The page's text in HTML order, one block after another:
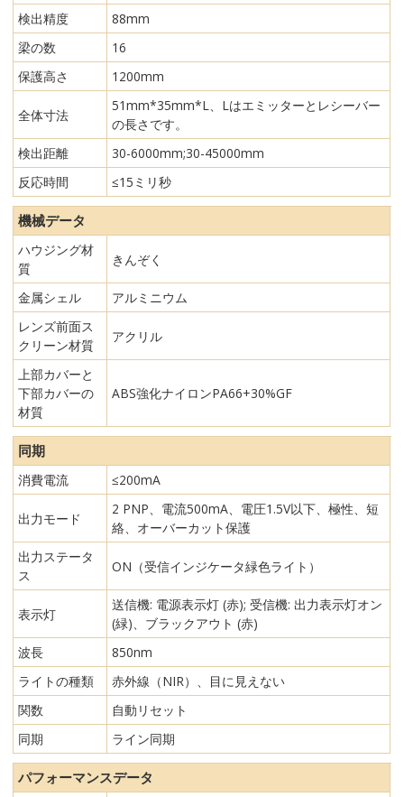
検出精度
88mm
梁の数
16
保護高さ
1200mm
全体寸法
51mm*35mm*L、Lはエミッターとレシーバー
の長さです。
検出距離
30-6000mm;30-45000mm
反応時間
≤15ミリ秒
機械データ
ハウジング材
質
きんぞく
金属シェル
アルミニウム
レンズ前面ス
クリーン材質
アクリル
上部カバーと
下部カバーの
材質
ABS強化ナイロンPA66+30%GF
同期
消費電流 ≤200mA
出力モード
2 PNP、電流500mA、電圧1.5V以下、極性、短
絡、オーバーカット保護
出力ステータ
ス
ON（受信インジケータ緑色ライト）
表示灯
送信機: 電源表示灯 (赤); 受信機: 出力表示灯オン
(緑)、ブラックアウト (赤)
波長
850nm
ライトの種類
赤外線（NIR）、目に見えない
関数
自動リセット
同期
ライン同期
パフォーマンスデータ